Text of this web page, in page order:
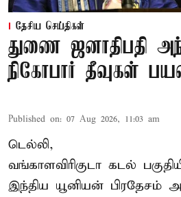
தேசிய செய்திகள்
துணை ஜனாதிபதி
நிகோபார் தீவுகள்
Published on: 07 Aug 2026, 11:03 am
டெல்லி,
வங்காளவிரிகுடா கடல்
இந்திய யூனியன் பிரதேசம்